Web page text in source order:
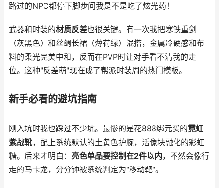
路过的NPC都停下脚步问我是不是吃了炫光药！
武器和时装的材质反差也很关键。有一次我把寒铁重剑
（灰黑色）和丝绸长裙（薄荷绿）混搭，金属冷硬感和布
料的柔光完美中和，反而在PVP时让对手看不清我的走
位。这种"反差萌"现在成了帮派时装周的热门模板。
新手必看的避坑指南
刚入坑时我也踩过不少坑。最惨的是花888绑元买的霓虹
紫战靴，配上系统默认的土黄色护腕，活像块融化的彩虹
糖。后来才明白： 亮色单品要控制在2件以内，不然会像行
走的马卡龙，分分钟被系统判定为"移动靶"。